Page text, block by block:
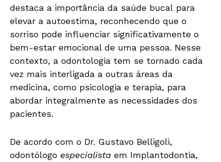
destaca a importância da saúde bucal para
elevar a autoestima, reconhecendo que o
sorriso pode influenciar significativamente o
bem-estar emocional de uma pessoa. Nesse
contexto, a odontologia tem se tornado cada
vez mais interligada a outras áreas da
medicina, como psicologia e terapia, para
abordar integralmente as necessidades dos
pacientes.
De acordo com o Dr. Gustavo Belligoli,
odontólogo especialista em Implantodontia,